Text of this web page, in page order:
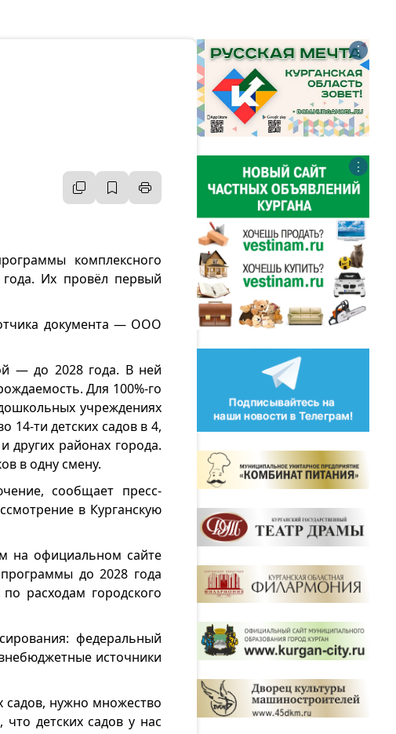
комплексного
Их провёл первый
документа — ООО
— до 2028 года. В ней
Для 100%-го
учреждениях
14-ти детских садов в 4,
других районах города.
в одну смену.
сообщает пресс-
в Курганскую
на официальном сайте
до 2028 года
расходам городского
федеральный
источники
садов, нужно множество
детских садов у нас
⋮
⋮